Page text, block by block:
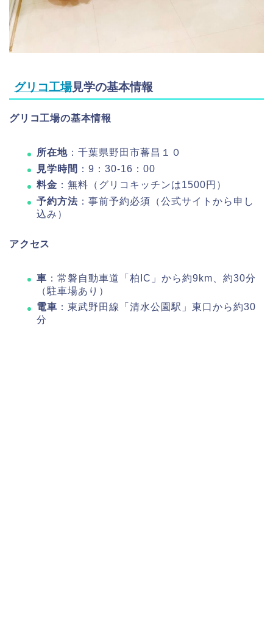
グリコ工場見学の基本情報
グリコ工場の基本情報
所在地 ：千葉県野田市蕃昌１０
見学時間 ：9：30-16：00
料金 ：無料（グリコキッチンは1500円）
予約方法 ：事前予約必須（公式サイトから申し
込み）
アクセス
車 ：常磐自動車道「柏IC」から約9km、約30分
（駐車場あり）
電車 ：東武野田線「清水公園駅」東口から約30
分